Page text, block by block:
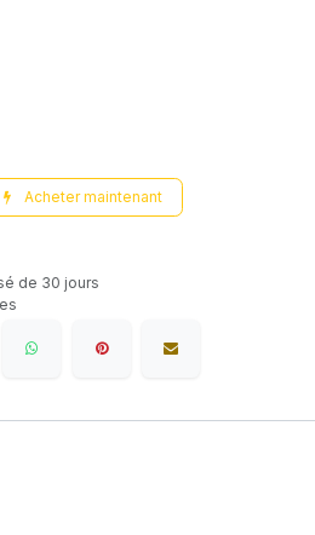
Acheter maintenant
de 30 jours